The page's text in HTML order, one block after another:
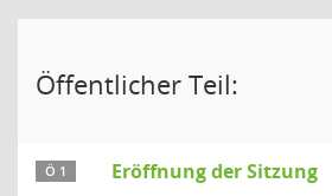
Öffentlicher Teil:
Ö 1 Eröffnung der Sitzung